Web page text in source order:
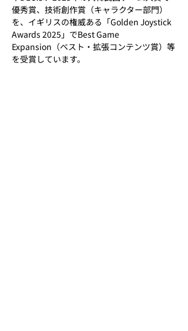
優秀賞、技術創作賞（キャラクター部門）
を、イギリスの権威ある「Golden Joystick
Awards 2025」でBest Game
Expansion（ベスト・拡張コンテンツ賞）等
を受賞しています。